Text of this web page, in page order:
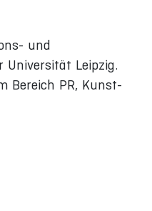
und
Universität Leipzig.
Bereich PR, Kunst-